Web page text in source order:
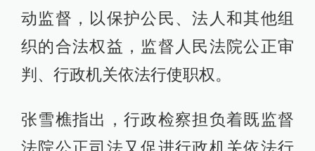
动监督，以保护公民、法人和其他组
织的合法权益，监督人民法院公正审
判、行政机关依法行使职权。
张雪樵指出，行政检察担负着既监督